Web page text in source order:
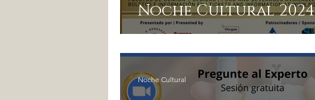
Noche Cultural 2024
Noche Cultural